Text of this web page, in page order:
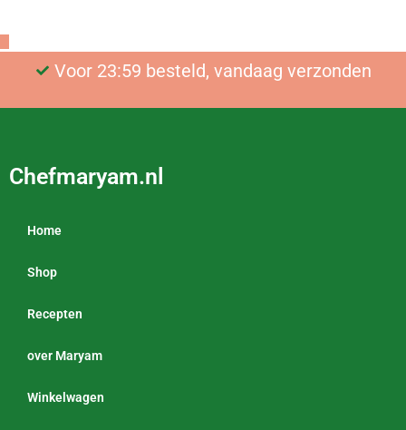
Gratis bezorging vanaf €25
Voor 23:59 besteld, vandaag verzonden
Chefmaryam.nl
Home
Shop
Recepten
over Maryam
Winkelwagen